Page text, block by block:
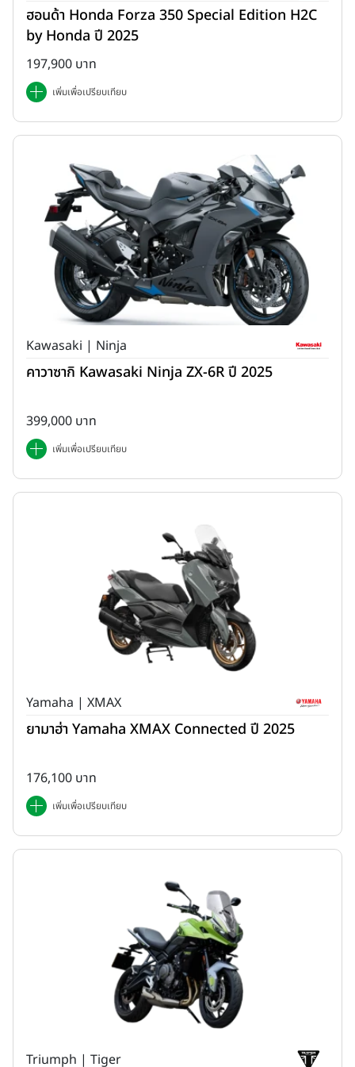
ฮอนด้า Honda Forza 350 Special Edition H2C
by Honda ปี 2025
197,900 บาท
เพิ่มเพื่อเปรียบเทียบ
Kawasaki | Ninja
คาวาซากิ Kawasaki Ninja ZX-6R ปี 2025
399,000 บาท
เพิ่มเพื่อเปรียบเทียบ
Yamaha | XMAX
ยามาฮ่า Yamaha XMAX Connected ปี 2025
176,100 บาท
เพิ่มเพื่อเปรียบเทียบ
Triumph | Tiger